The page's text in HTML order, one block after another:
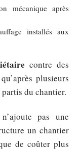
mécanique après
installés aux
contre des
plusieurs
du chantier.
pas une
un chantier
de coûter plus